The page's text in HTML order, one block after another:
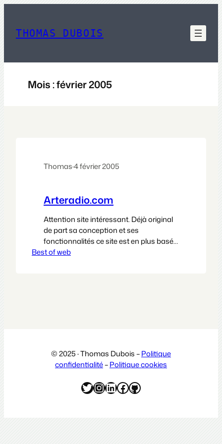
contenu
THOMAS DUBOIS
Mois :février 2005
Thomas·4 février 2005
Arteradio.com
Attention site intéressant. Déjà original
de part sa conception et ses
fonctionnalités ce site est en plus basé
sur un contenu intéressant. Il ne s’agit
Best of web
© 2025 · Thomas Dubois –Politique
confidentialité–Politique cookies
Twitter
Instagram
LinkedIn
Facebook
GitHub